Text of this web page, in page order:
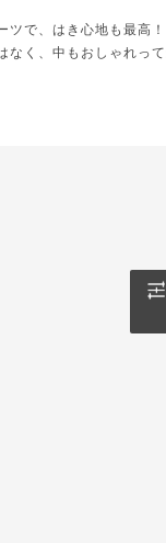
ツで、はき心地も最高！
なく、中もおしゃれっ